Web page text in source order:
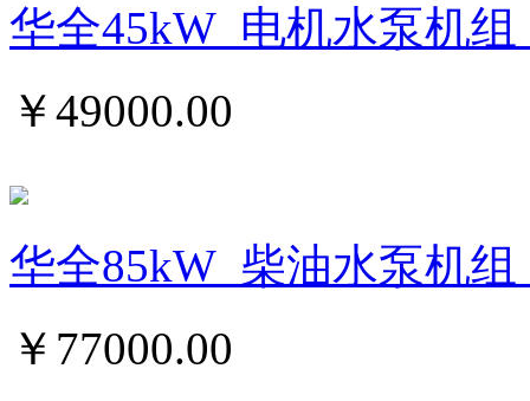
华全45kW_电机水泵机
￥49000.00
华全85kW_柴油水泵机
￥ 77000.00